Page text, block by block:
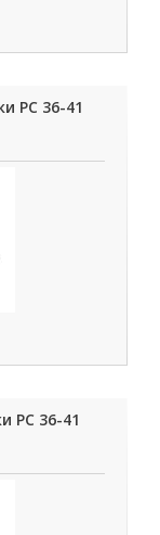
РС 36-41
РС 36-41